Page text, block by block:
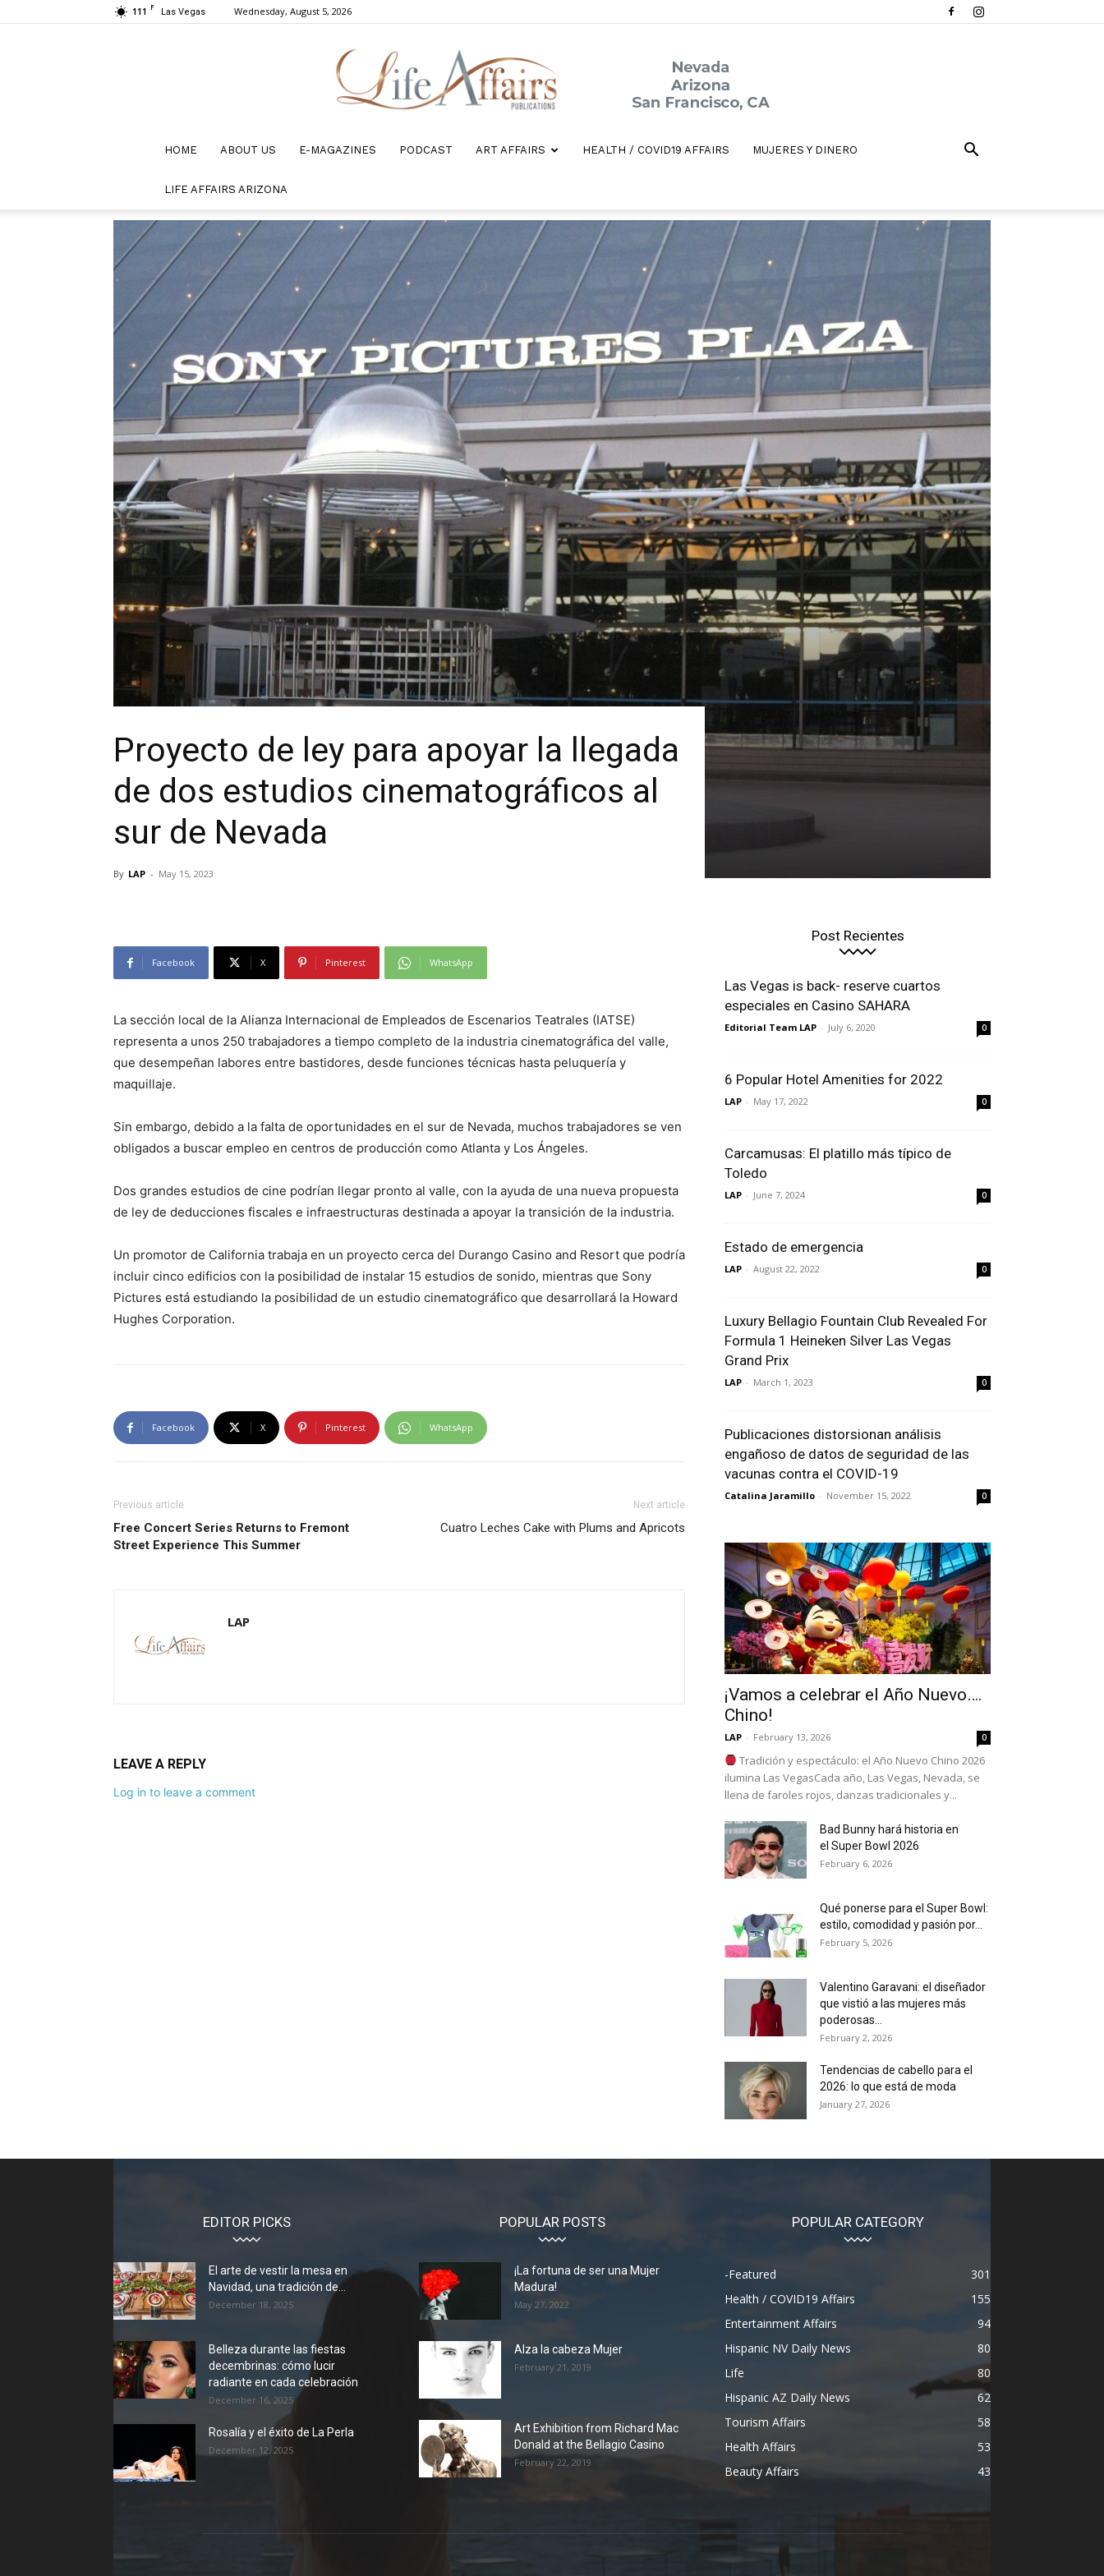
111 F Las Vegas Wednesday, August 5, 2026
Affairs
Luxury
Magazine
HOME ABOUT US E-MAGAZINES PODCAST ART AFFAIRS HEALTH / COVID19 AFFAIRS MUJERES Y DINERO
LIFE AFFAIRS ARIZONA
Proyecto de ley para apoyar la llegada
de dos estudios cinematográficos al
sur de Nevada
By LAP - May 15, 2023
Facebook X Pinterest WhatsApp
La sección local de la Alianza Internacional de Empleados de Escenarios Teatrales (IATSE)
representa a unos 250 trabajadores a tiempo completo de la industria cinematográfica del valle,
que desempeñan labores entre bastidores, desde funciones técnicas hasta peluquería y
maquillaje.
Sin embargo, debido a la falta de oportunidades en el sur de Nevada, muchos trabajadores se ven
obligados a buscar empleo en centros de producción como Atlanta y Los Ángeles.
Dos grandes estudios de cine podrían llegar pronto al valle, con la ayuda de una nueva propuesta
de ley de deducciones fiscales e infraestructuras destinada a apoyar la transición de la industria.
Un promotor de California trabaja en un proyecto cerca del Durango Casino and Resort que podría
incluir cinco edificios con la posibilidad de instalar 15 estudios de sonido, mientras que Sony
Pictures está estudiando la posibilidad de un estudio cinematográfico que desarrollará la Howard
Hughes Corporation.
Facebook X Pinterest WhatsApp
Previous article
Free Concert Series Returns to Fremont
Street Experience This Summer
Next article
Cuatro Leches Cake with Plums and Apricots
LAP
LEAVE A REPLY
Log in to leave a comment
Post Recientes
Las Vegas is back- reserve cuartos
especiales en Casino SAHARA
Editorial Team LAP - July 6, 2020 0
6 Popular Hotel Amenities for 2022
LAP - May 17, 2022 0
Carcamusas: El platillo más típico de
Toledo
LAP - June 7, 2024 0
Estado de emergencia
LAP - August 22, 2022 0
Luxury Bellagio Fountain Club Revealed For
Formula 1 Heineken Silver Las Vegas
Grand Prix
LAP - March 1, 2023 0
Publicaciones distorsionan análisis
engañoso de datos de seguridad de las
vacunas contra el COVID-19
Catalina Jaramillo - November 15, 2022 0
¡Vamos a celebrar el Año Nuevo….
Chino!
LAP - February 13, 2026 0
Tradición y espectáculo: el Año Nuevo Chino 2026
ilumina Las VegasCada año, Las Vegas, Nevada, se
llena de faroles rojos, danzas tradicionales y...
Bad Bunny hará historia en
el Super Bowl 2026
February 6, 2026
Qué ponerse para el Super Bowl:
estilo, comodidad y pasión por...
February 5, 2026
Valentino Garavani: el diseñador
que vistió a las mujeres más
poderosas...
February 2, 2026
Tendencias de cabello para el
2026: lo que está de moda
January 27, 2026
EDITOR PICKS
El arte de vestir la mesa en
Navidad, una tradición de...
December 18, 2025
Belleza durante las fiestas
decembrinas: cómo lucir
radiante en cada celebración
December 16, 2025
Rosalía y el éxito de La Perla
December 12, 2025
POPULAR POSTS
¡La fortuna de ser una Mujer
Madura!
May 27, 2022
Alza la cabeza Mujer
February 21, 2019
Art Exhibition from Richard Mac
Donald at the Bellagio Casino
February 22, 2019
POPULAR CATEGORY
-Featured
301
Health / COVID19 Affairs
155
Entertainment Affairs
94
Hispanic NV Daily News
80
Life
80
Hispanic AZ Daily News
62
Tourism Affairs
58
Health Affairs
53
Beauty Affairs
43